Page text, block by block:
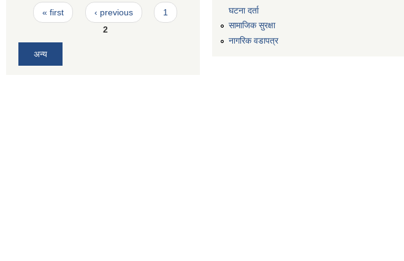
Pages
« first ‹ previous
1
2
अन्य
घटना दर्ता
सामाजिक सुरक्षा
नागरिक वडापत्र